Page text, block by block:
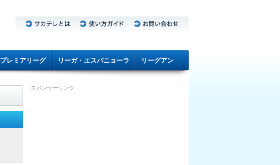
プレミアリーグ リーガ・エスパニョーラ リーグアン
スポンサーリンク